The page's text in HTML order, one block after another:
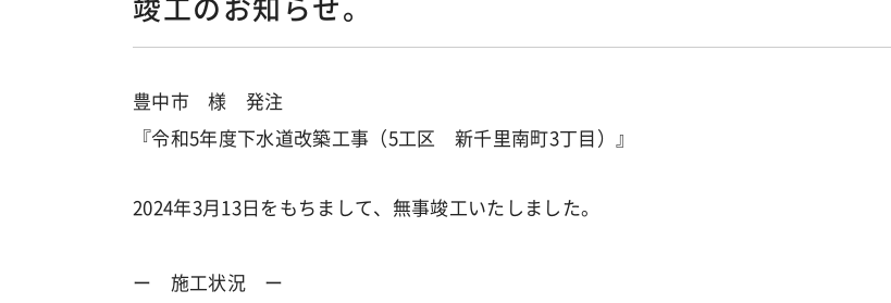
豊中市 様 発注
『令和5年度下水道改築工事（5工区 新千里南町3丁目）』
2024年3月13日をもちまして、無事竣工いたしました。
ー 施工状況 ー